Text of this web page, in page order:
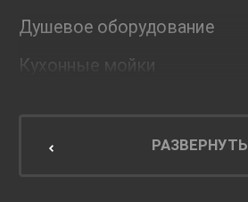
Душевое оборудование
Кухонные мойки
Мебель для кухниРАЗВЕРНУТЬ